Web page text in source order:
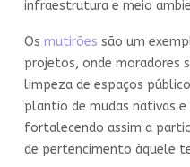
infraestrutura e meio
Os mutirões são um
projetos, onde moradores
limpeza de espaços
plantio de mudas nativas
fortalecendo assim a
de pertencimento àquele